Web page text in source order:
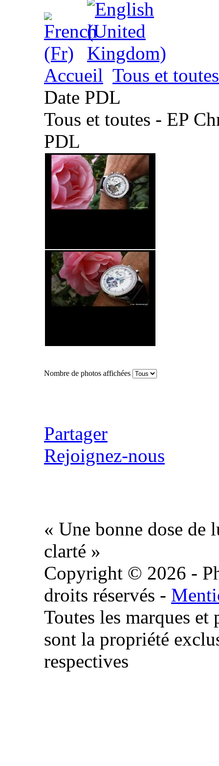
Accueil Tous et toutes
Date PDL
Tous et toutes - EP
PDL
Nombre de photos affichées
Partager
Rejoignez-nous
« Une bonne dose de
clarté »
Copyright © 2026 -
droits réservés -
Toutes les marques et
sont la propriété
respectives